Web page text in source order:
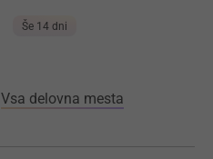
Še 14 dni
Vsa delovna mesta